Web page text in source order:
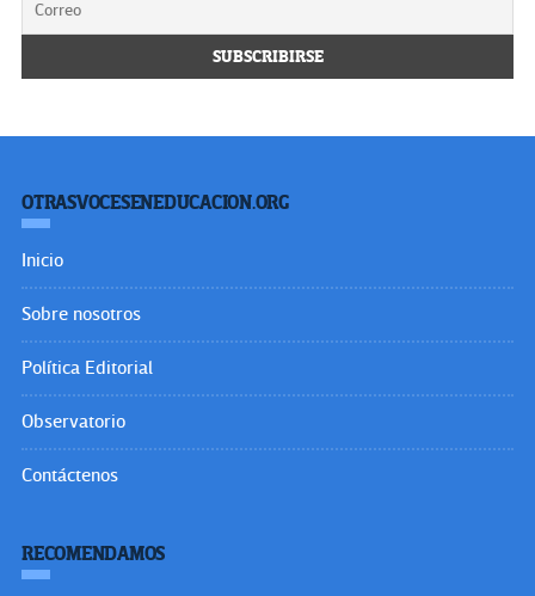
OTRASVOCESENEDUCACION.ORG
Inicio
Sobre nosotros
Política Editorial
Observatorio
Contáctenos
RECOMENDAMOS